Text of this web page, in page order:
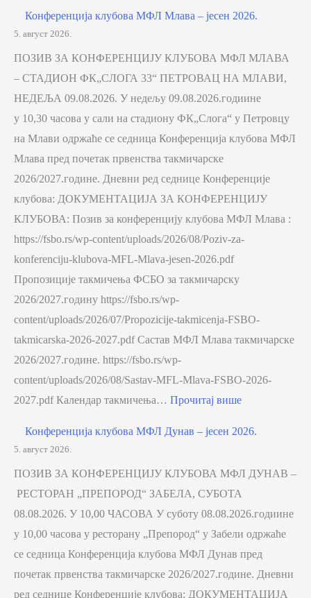
Конференција клубова МФЛ Млава – јесен 2026.
5. август 2026.
ПОЗИВ ЗА КОНФЕРЕНЦИЈУ КЛУБОВА МФЛ МЛАВА
– СТАДИОН ФК„СЛОГА 33“ ПЕТРОВАЦ НА МЛАВИ,
НЕДЕЉА 09.08.2026. У недељу 09.08.2026.годиине
у 10,30 часова у сали на стадиону ФК„Слога“ у Петровцу
на Млави одржаће се седница Конференција клубова МФЛ
Млава пред почетак првенства такмичарске
2026/2027.године. Дневни ред седнице Конференције
клубова: ДОКУМЕНТАЦИЈА ЗА КОНФЕРЕНЦИЈУ
КЛУБОВА: Позив за конференцију клубова МФЛ Млава :
https://fsbo.rs/wp-content/uploads/2026/08/Poziv-za-
konferenciju-klubova-MFL-Mlava-jesen-2026.pdf
Пропозиције такмичења ФСБО за такмичарску
2026/2027.годину https://fsbo.rs/wp-
content/uploads/2026/07/Propozicije-takmicenja-FSBO-
takmicarska-2026-2027.pdf Састав МФЛ Млава такмичарске
2026/2027.године. https://fsbo.rs/wp-
content/uploads/2026/08/Sastav-MFL-Mlava-FSBO-2026-
2027.pdf Календар такмичења… Прочитај више
Конференција клубова МФЛ Дунав – јесен 2026.
5. август 2026.
ПОЗИВ ЗА КОНФЕРЕНЦИЈУ КЛУБОВА МФЛ ДУНАВ –
РЕСТОРАН „ПРЕПОРОД“ ЗАБЕЛА, СУБОТА
08.08.2026. У 10,00 ЧАСОВА У суботу 08.08.2026.годиине
у 10,00 часова у ресторану „Препород“ у Забели одржаће
се седница Конференција клубова МФЛ Дунав пред
почетак првенства такмичарске 2026/2027.године. Дневни
ред седнице Конференције клубова: ДОКУМЕНТАЦИЈА